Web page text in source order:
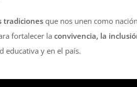
tradicionesque nos unen como
fortalecer la convivencia, la
educativa y en el país.